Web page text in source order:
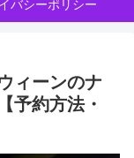
バシーポリシー
ィーンのナ
予約方法・